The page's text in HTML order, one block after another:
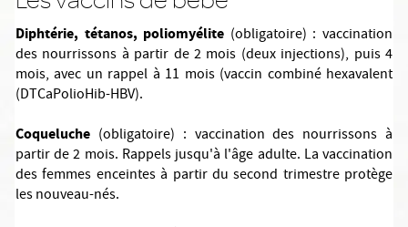
Diphtérie, tétanos, poliomyélite (obligatoire) : vaccination
des nourrissons à partir de 2 mois (deux injections), puis 4
mois, avec un rappel à 11 mois (vaccin combiné hexavalent
(DTCaPolioHib-HBV).
Coqueluche (obligatoire) : vaccination des nourrissons à
partir de 2 mois. Rappels jusqu'à l'âge adulte. La vaccination
des femmes enceintes à partir du second trimestre protège
les nouveau-nés.